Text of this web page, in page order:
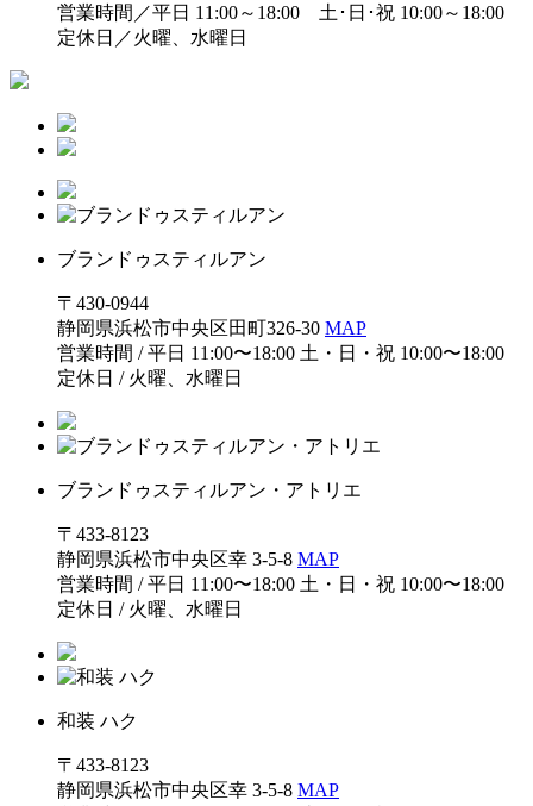
営業時間／平日 11:00～18:00 土･日･祝 10:00～18:00
定休日／火曜、水曜日
ブランドゥスティルアン
〒430-0944
静岡県浜松市中央区田町326-30 MAP
営業時間 / 平日 11:00〜18:00 土・日・祝 10:00〜18:00
定休日 / 火曜、水曜日
ブランドゥスティルアン・アトリエ
〒433-8123
静岡県浜松市中央区幸 3-5-8 MAP
営業時間 / 平日 11:00〜18:00 土・日・祝 10:00〜18:00
定休日 / 火曜、水曜日
和装 ハク
〒433-8123
静岡県浜松市中央区幸 3-5-8 MAP